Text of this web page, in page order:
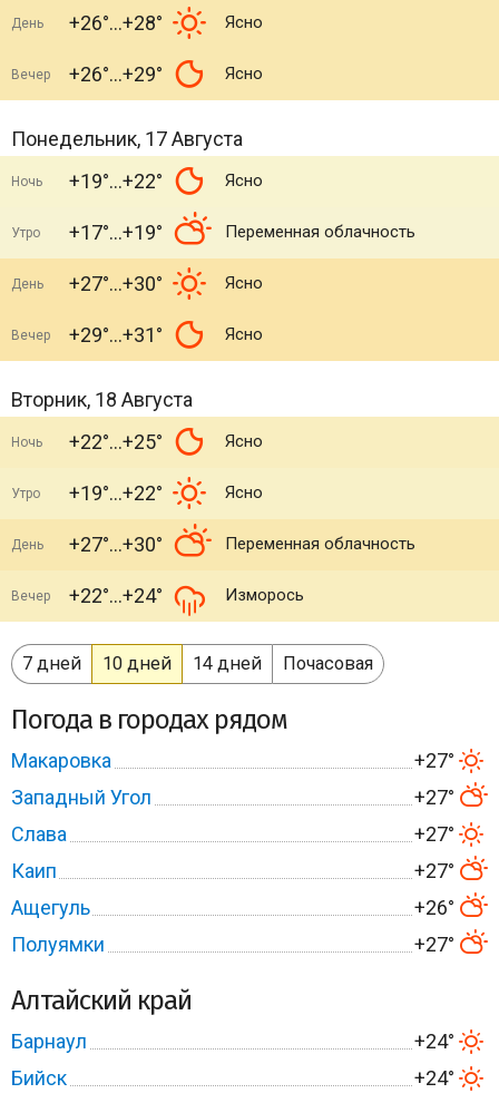
День +26° +28° Ясно
Вечер +26° +29° Ясно
Понедельник, 17 Августа
Ночь +19° +22° Ясно
Утро +17° +19° Переменная облачность
День +27° +30° Ясно
Вечер +29° +31° Ясно
Вторник, 18 Августа
Ночь +22° +25° Ясно
Утро +19° +22° Ясно
День +27° +30° Переменная облачность
Вечер +22° +24° Изморось
7 дней 10 дней 14 дней Почасовая
Погода в городах рядом
Макаровка
+27°
Западный Угол
+27°
Слава
+27°
Каип
+27°
Ащегуль
+26°
Полуямки
+27°
Алтайский край
Барнаул
+24°
Бийск
+24°